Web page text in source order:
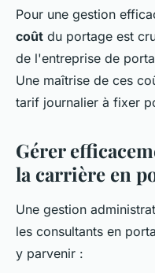
Pour une gestion
coût du portage est
de l'entreprise de
Une maîtrise de ces
tarif journalier à fixer
Gérer
la carrière en
Une gestion
les consultants en
y parvenir :